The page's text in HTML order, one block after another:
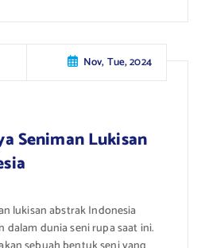
Nov, Tue, 2024
Seniman Lukisan
lukisan abstrak Indonesia
dalam dunia seni rupa saat ini.